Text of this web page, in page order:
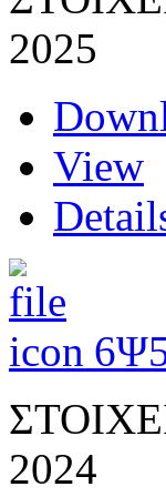
2025
View
2024